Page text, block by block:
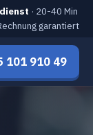
· 20-40 Min
garantiert
910 49